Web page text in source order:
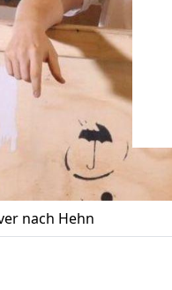
nach Hehn